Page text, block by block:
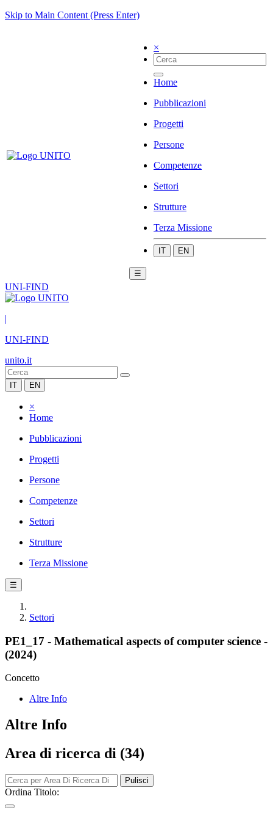
Skip to Main Content (Press Enter)
×
Home
Pubblicazioni
Progetti
Persone
Competenze
Settori
Strutture
Terza Missione
IT EN
☰
UNI-FIND
|
UNI-FIND
unito.it
IT EN
×
Home
Pubblicazioni
Progetti
Persone
Competenze
Settori
Strutture
Terza Missione
☰
Settori
PE1_17 - Mathematical aspects of computer science -
(2024)
Concetto
Altre Info
Altre Info
Area di ricerca di (34)
Pulisci
Ordina Titolo: